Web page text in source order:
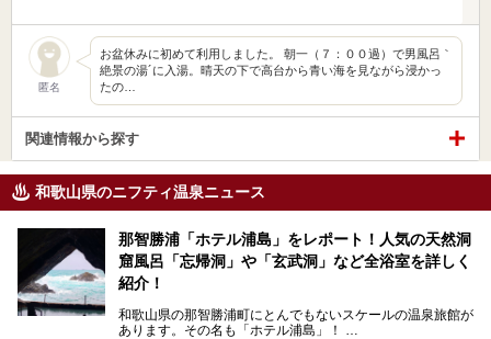
匿名
お盆休みに初めて利用しました。 朝一（７：００過）で男風呂｀
絶景の湯´に入湯。晴天の下で高台から青い海を見ながら浸かっ
たの…
関連情報から探す
和歌山県のニフティ温泉ニュース
那智勝浦「ホテル浦島」をレポート！人気の天然洞
窟風呂「忘帰洞」や「玄武洞」など全浴室を詳しく
紹介！
和歌山県の那智勝浦町にとんでもないスケールの温泉旅館が
あります。その名も「ホテル浦島」！